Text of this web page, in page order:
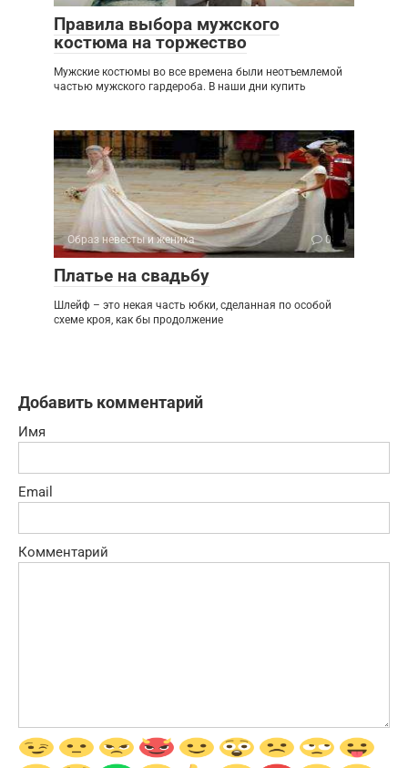
Правила выбора мужского
костюма на торжество
Мужские костюмы во все времена были неотъемлемой
частью мужского гардероба. В наши дни купить
Образ невесты и жениха 0
Платье на свадьбу
Шлейф – это некая часть юбки, сделанная по особой
схеме кроя, как бы продолжение
Добавить комментарий
Имя
Email
Комментарий